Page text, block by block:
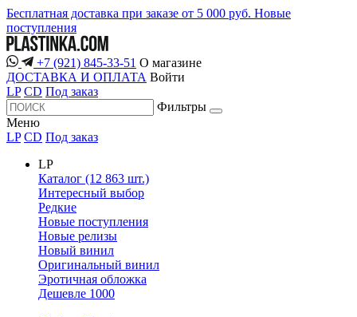
Бесплатная доставка при заказе от 5 000 руб. Новые
поступления
+7 (921) 845-33-51 О магазине
ДОСТАВКА И ОПЛАТА Войти
LP CD Под заказ
Фильтры
Меню
LP CD Под заказ
LP
Каталог (12 863 шт.)
Интересный выбор
Редкие
Новые поступления
Новые релизы
Новый винил
Оригинальный винил
Эротичная обложка
Дешевле 1000